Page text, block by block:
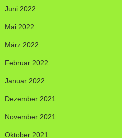
Juni 2022
Mai 2022
März 2022
Februar 2022
Januar 2022
Dezember 2021
November 2021
Oktober 2021